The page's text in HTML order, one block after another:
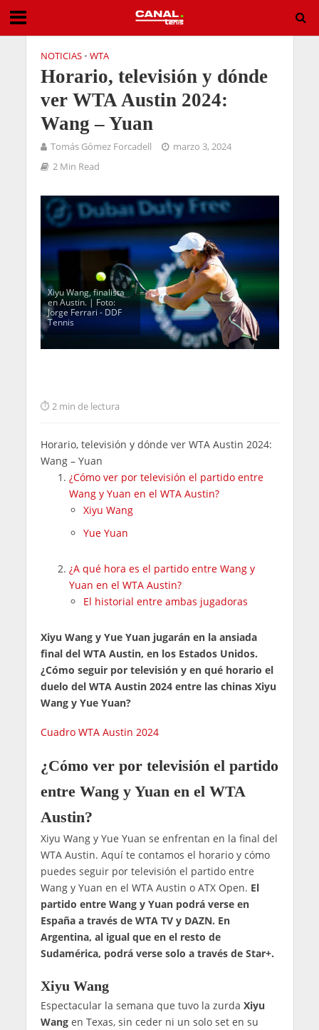
NOTICIAS • WTA
Horario, televisión y dónde
ver WTA Austin 2024:
Wang – Yuan
Tomás Gómez Forcadell
marzo 3, 2024
2 Min Read
Xiyu Wang, finalista
en Austin. | Foto:
Jorge Ferrari - DDF
Tennis
2 min de lectura
Horario, televisión y dónde ver WTA Austin 2024:
Wang – Yuan
¿Cómo ver por televisión el partido entre
Wang y Yuan en el WTA Austin?
Xiyu Wang
Yue Yuan
¿A qué hora es el partido entre Wang y
Yuan en el WTA Austin?
El historial entre ambas jugadoras
Xiyu Wang y Yue Yuan jugarán en la ansiada
final del WTA Austin, en los Estados Unidos.
¿Cómo seguir por televisión y en qué horario el
duelo del WTA Austin 2024 entre las chinas Xiyu
Wang y Yue Yuan?
Cuadro WTA Austin 2024
¿Cómo ver por televisión el partido
entre Wang y Yuan en el WTA
Austin?
Xiyu Wang y Yue Yuan se enfrentan en la final del
WTA Austin. Aquí te contamos el horario y cómo
puedes seguir por televisión el partido entre
Wang y Yuan en el WTA Austin o ATX Open. El
partido entre Wang y Yuan podrá verse en
España a través de WTA TV y DAZN. En
Argentina, al igual que en el resto de
Sudamérica, podrá verse solo a través de Star+.
Xiyu Wang
Espectacular la semana que tuvo la zurda Xiyu
Wangen Texas, sin ceder ni un solo set en su